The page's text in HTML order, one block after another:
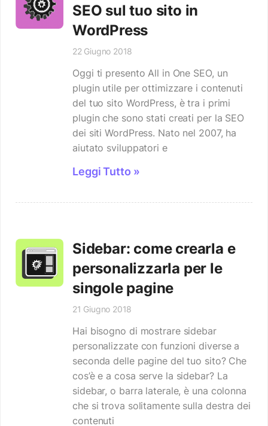
SEO sul tuo sito in
WordPress
22 Giugno 2018
Oggi ti presento All in One SEO, un
plugin utile per ottimizzare i contenuti
del tuo sito WordPress, è tra i primi
plugin che sono stati creati per la SEO
dei siti WordPress. Nato nel 2007, ha
aiutato sviluppatori e
Leggi Tutto »
Sidebar: come crearla e
personalizzarla per le
singole pagine
21 Giugno 2018
Hai bisogno di mostrare sidebar
personalizzate con funzioni diverse a
seconda delle pagine del tuo sito? Che
cos’è e a cosa serve la sidebar? La
sidebar, o barra laterale, è una colonna
che si trova solitamente sulla destra dei
contenuti